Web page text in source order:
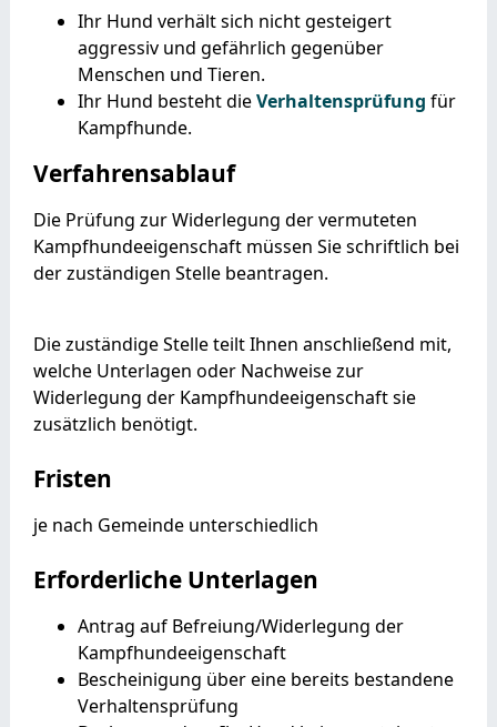
Ihr Hund verhält sich nicht gesteigert
aggressiv und gefährlich gegenüber
Menschen und Tieren.
Ihr Hund besteht dieVerhaltensprüfung für
Kampfhunde.
Verfahrensablauf
Die Prüfung zur Widerlegung der vermuteten
Kampfhundeeigenschaft müssen Sie schriftlich bei
der zuständigen Stelle beantragen.
Die zuständige Stelle teilt Ihnen anschließend mit,
welche Unterlagen oder Nachweise zur
Widerlegung der Kampfhundeeigenschaft sie
zusätzlich benötigt.
Fristen
je nach Gemeinde unterschiedlich
Erforderliche Unterlagen
Antrag auf Befreiung/Widerlegung der
Kampfhundeeigenschaft
Bescheinigung über eine bereits bestandene
Verhaltensprüfung